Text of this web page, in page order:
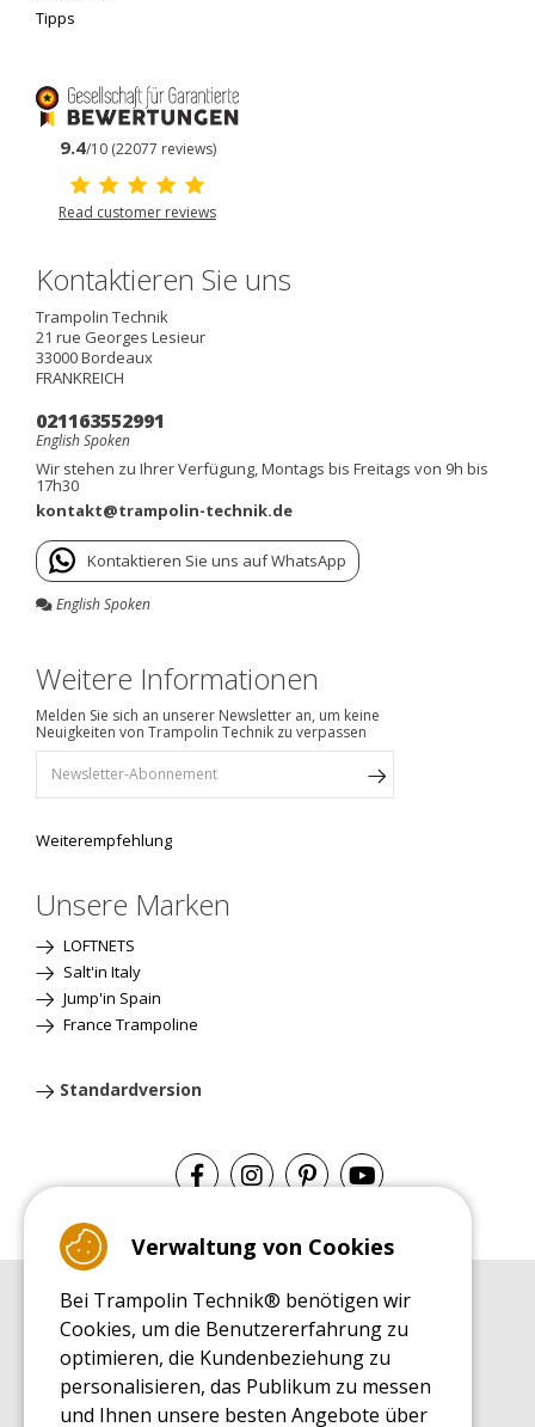
Tipps
9.4/10 (22077 reviews)
Read customer reviews
Kontaktieren Sie uns
Trampolin Technik
21 rue Georges Lesieur
33000Bordeaux
FRANKREICH
021163552991
English Spoken
Wir stehen zu Ihrer Verfügung, Montags bis Freitags von 9h bis
17h30
kontakt@trampolin-technik.de
Kontaktieren Sie uns auf WhatsApp
English Spoken
Weitere Informationen
Melden Sie sich an unserer Newsletter an, um keine
Neuigkeiten von Trampolin Technik zu verpassen
Weiterempfehlung
Unsere Marken
LOFTNETS
Salt'in Italy
Jump'in Spain
France Trampoline
Standardversion
EINKAUFSRATGEBER
Einkaufsratgeber
MONTAGE RATGEBER
Montagehinweise für ein Freizeit Trampolin
Verwaltung von Cookies
Bei Trampolin Technik® benötigen wir
Cookies, um die Benutzererfahrung zu
optimieren, die Kundenbeziehung zu
personalisieren, das Publikum zu messen
und Ihnen unsere besten Angebote über